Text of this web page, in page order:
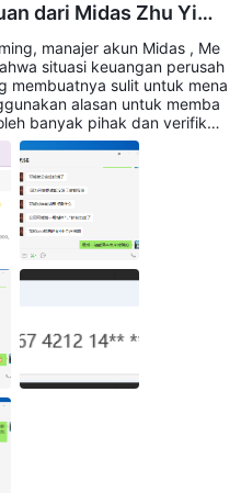
dari Midas Zhu Yimi
manajer akun Midas , Me
situasi keuangan perusah
membuatnya sulit untuk mena
alasan untuk memba
banyak pihak dan verifikasi
dari 25 November hingga
41000 atas nama platform. .
kali, tetapi layanan pela
jawab. Kemudian, saya
Platform mengatakan bahw
melanggar peraturan perusah
Mereka mengata
tidak menyelesaikan masala
Yi Yiming masih mengelola a
fakta kepergian. Dan selam
kerja. Sekarang saya men
Yiming, manajer akun Mid
tinggal jauh dari layanan
Yiming, nomor kartu ban
mereka tidak bisa menyele
hukum pada langkah
www.mdsforex.com/ Alamat:
Bangunan 3, No. 135, Jalan
Telp: